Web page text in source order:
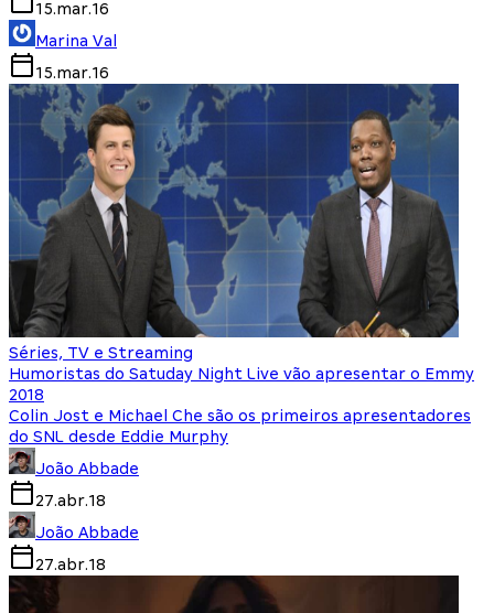
15.mar.16
Marina Val
15.mar.16
Séries, TV e Streaming
Humoristas do Satuday Night Live vão apresentar o Emmy
2018
Colin Jost e Michael Che são os primeiros apresentadores
do SNL desde Eddie Murphy
João Abbade
27.abr.18
João Abbade
27.abr.18